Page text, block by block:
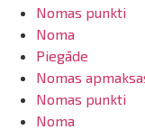
Nomas punkti
Noma
Piegāde
Nomas
Nomas punkti
Noma